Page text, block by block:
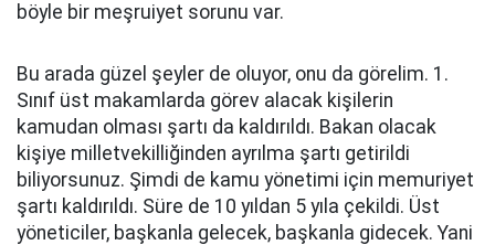
böyle bir meşruiyet sorunu var.
Bu arada güzel şeyler de oluyor, onu da görelim. 1.
Sınıf üst makamlarda görev alacak kişilerin
kamudan olması şartı da kaldırıldı. Bakan olacak
kişiye milletvekilliğinden ayrılma şartı getirildi
biliyorsunuz. Şimdi de kamu yönetimi için memuriyet
şartı kaldırıldı. Süre de 10 yıldan 5 yıla çekildi. Üst
yöneticiler, başkanla gelecek, başkanla gidecek. Yani